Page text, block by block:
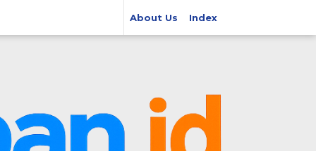
About Us Index